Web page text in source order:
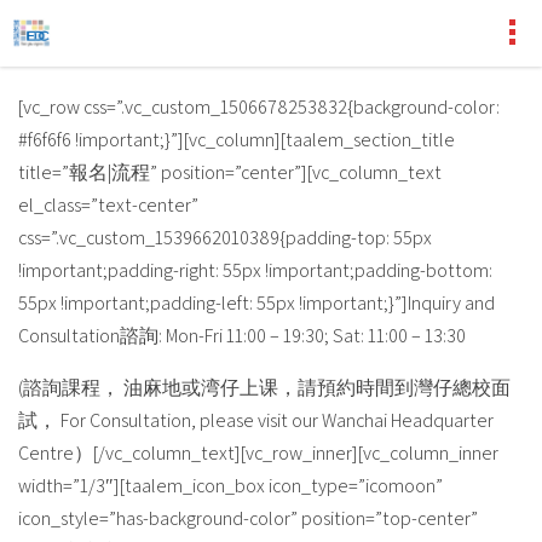
[vc_row css=”.vc_custom_1506678253832{background-color:
#f6f6f6 !important;}”][vc_column][taalem_section_title
title=”報名|流程” position=”center”][vc_column_text
el_class=”text-center”
css=”.vc_custom_1539662010389{padding-top: 55px
!important;padding-right: 55px !important;padding-bottom:
55px !important;padding-left: 55px !important;}”]Inquiry and
Consultation諮詢: Mon-Fri 11:00 – 19:30; Sat: 11:00 – 13:30
(諮詢課程， 油麻地或湾仔上课，請預約時間到灣仔總校面
試， For Consultation, please visit our Wanchai Headquarter
Centre）[/vc_column_text][vc_row_inner][vc_column_inner
width=”1/3″][taalem_icon_box icon_type=”icomoon”
icon_style=”has-background-color” position=”top-center”